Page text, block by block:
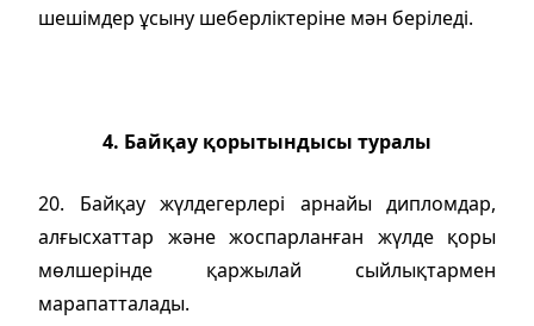
шешімдер ұсыну шеберліктеріне мән беріледі.
4. Байқау қорытындысы туралы
20. Байқау жүлдегерлері арнайы дипломдар,
алғысхаттар және жоспарланған жүлде қоры
мөлшерінде қаржылай сыйлықтармен
марапатталады.